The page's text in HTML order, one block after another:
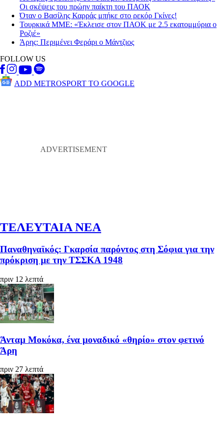
Οι σκέψεις του πρώην παίκτη του ΠΑΟΚ
Όταν ο Βασίλης Καρράς μπήκε στο ρεκόρ Γκίνες!
Τουρκικά ΜΜΕ: «Έκλεισε στον ΠΑΟΚ με 2.5 εκατομμύρια ο
Ροζιέ»
Άρης: Περιμένει Φεράρι ο Μάντζιος
FOLLOW US
ADD METROSPORT TO GOOGLE
ΤΕΛΕΥΤΑΙΑ ΝΕΑ
Παναθηναϊκός: Γκαρσία παρόντος στη Σόφια για την
πρόκριση με την ΤΣΣΚΑ 1948
πριν 12 λεπτά
Άνταμ Μοκόκα, ένα μοναδικό «θηρίο» στον φετινό
Άρη
πριν 27 λεπτά